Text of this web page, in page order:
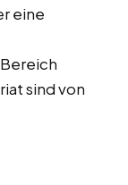
eine
sind von